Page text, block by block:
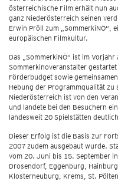
österreichische Film erhält nun
ganz Niederösterreich seinen
Erwin Pröll zum „SommerkiNÖ“,
europäischen Filmkultur.
Das „SommerkiNÖ“ ist im
Sommerkinoveranstalter
Förderbudget sowie
Hebung der Programmqualität zu
Niederösterreich ist von den
und landete bei den Besuchern
landesweit 20 Spielstätten
Dieser Erfolg ist die Basis zur
2007 zudem ausgebaut wurde.
vom 20. Juni bis 15. September
Drosendorf, Eggenburg,
Klosterneuburg, Krems, St.